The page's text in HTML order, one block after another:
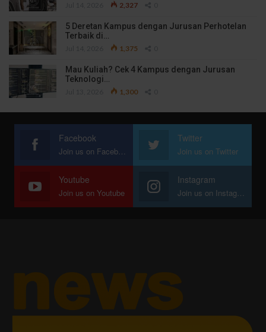
2,327
5 Deretan Kampus dengan Jurusan Perhotelan
Terbaik di…
1,375
Mau Kuliah? Cek 4 Kampus dengan Jurusan
Teknologi…
1,300
Facebook
Join us on Facebook
Twitter
Join us on Twitter
Youtube
Join us on Youtube
Instagram
Join us on Instagram